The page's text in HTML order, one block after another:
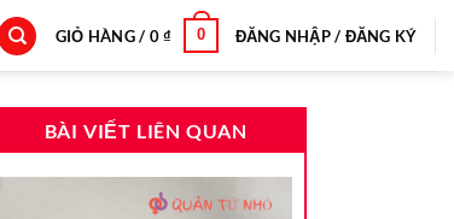
GIỎ HÀNG / 0₫ 0 ĐĂNG NHẬP / ĐĂNG KÝ
BÀI VIẾT LIÊN QUAN